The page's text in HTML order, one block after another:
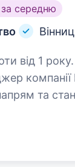
середню
Давай знайомитись
та